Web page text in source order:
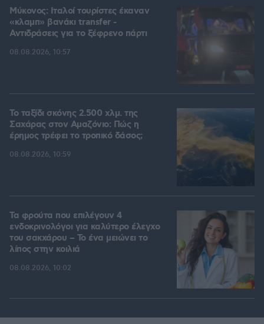
Μύκονος: Ιταλοί τουρίστες έκαναν
«κλαμπ» βανάκι transfer -
Αντιδράσεις για το ξέφρενο πάρτι
08.08.2026, 10:57
Το ταξίδι σκόνης 2.500 χλμ. της
Σαχάρας στον Αμαζόνιο: Πώς η
έρημος τρέφει το τροπικό δάσος;
08.08.2026, 10:59
Τα φρούτα που επιλέγουν 4
ενδοκρινολόγοι για καλύτερο έλεγχο
του σακχάρου – Το ένα μειώνει το
λίπος στην κοιλιά
08.08.2026, 10:02